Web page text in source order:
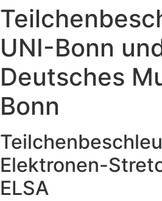
UNI-Bonn
Deutsches
Bonn
Elektronen-
ELSA